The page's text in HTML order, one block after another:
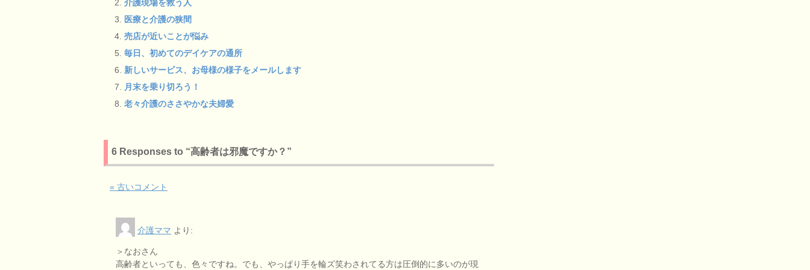
介護現場を救う人
医療と介護の狭間
売店が近いことが悩み
毎日、初めてのデイケアの通所
新しいサービス、お母様の様子をメールします
月末を乗り切ろう！
老々介護のささやかな夫婦愛
6 Responses to “高齢者は邪魔ですか？”
« 古いコメント
介護ママ より:
＞なおさん
高齢者といっても、色々ですね。でも、やっぱり手を輪ズ笑わされてる方は圧倒的に多いのが現